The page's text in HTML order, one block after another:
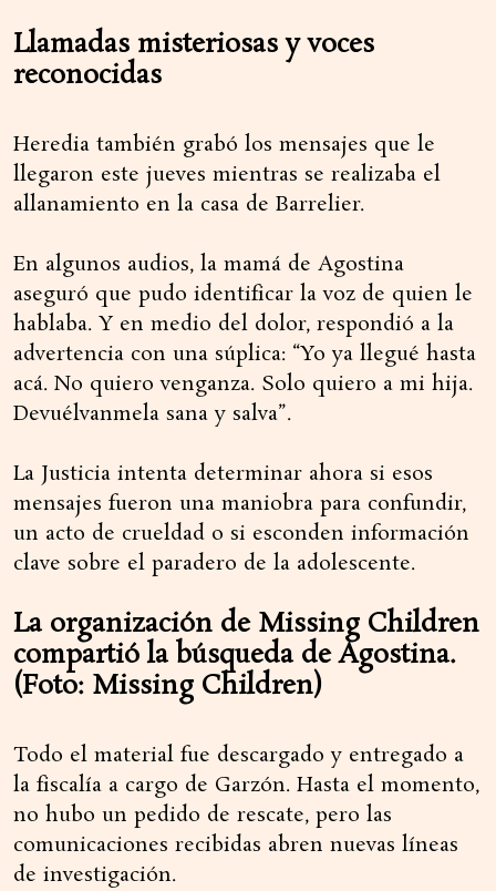
Llamadas misteriosas y voces
reconocidas
Heredia también grabó los mensajes que le
llegaron este jueves mientras se realizaba el
allanamiento en la casa de Barrelier.
En algunos audios, la mamá de Agostina
aseguró que pudo identificar la voz de quien le
hablaba. Y en medio del dolor, respondió a la
advertencia con una súplica: “Yo ya llegué hasta
acá. No quiero venganza. Solo quiero a mi hija.
Devuélvanmela sana y salva”.
La Justicia intenta determinar ahora si esos
mensajes fueron una maniobra para confundir,
un acto de crueldad o si esconden información
clave sobre el paradero de la adolescente.
La organización de Missing Children
compartió la búsqueda de Agostina.
(Foto: Missing Children)
Todo el material fue descargado y entregado a
la fiscalía a cargo de Garzón. Hasta el momento,
no hubo un pedido de rescate, pero las
comunicaciones recibidas abren nuevas líneas
de investigación.